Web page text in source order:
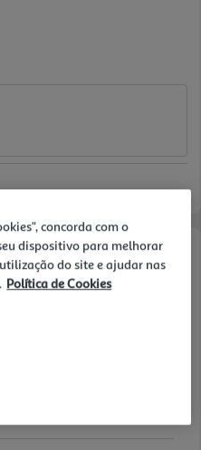
25 m
concorda com o
dispositivo para melhorar
do site e ajudar nas
Política de Cookies